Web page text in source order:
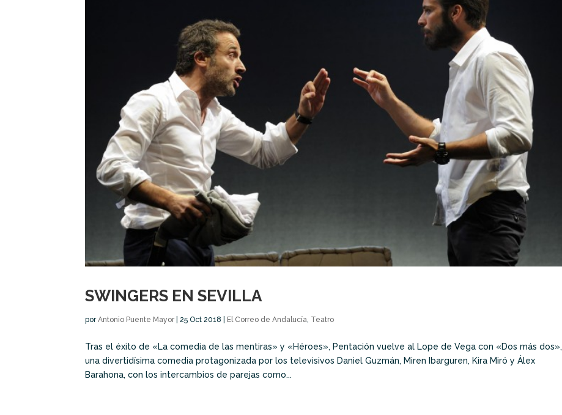
SWINGERS EN SEVILLA
porAntonio Puente Mayor| 25 Oct 2018 El Correo de Andalucía Teatro
Tras el éxito de «La comedia de las mentiras» y «Héroes», Pentación vuelve al Lope de Vega con «Dos más dos»,
una divertidísima comedia protagonizada por los televisivos Daniel Guzmán, Miren Ibarguren, Kira Miró y Álex
Barahona, con los intercambios de parejas como...